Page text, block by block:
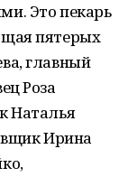
Это пекарь
пятерых
главный
Роза
Наталья
Ирина